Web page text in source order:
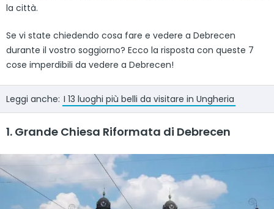
la città.
Se vi state chiedendo cosa fare e vedere a Debrecen
durante il vostro soggiorno? Ecco la risposta con queste 7
cose imperdibili da vedere a Debrecen!
Leggi anche: I 13 luoghi più belli da visitare in Ungheria
1. Grande Chiesa Riformata di Debrecen